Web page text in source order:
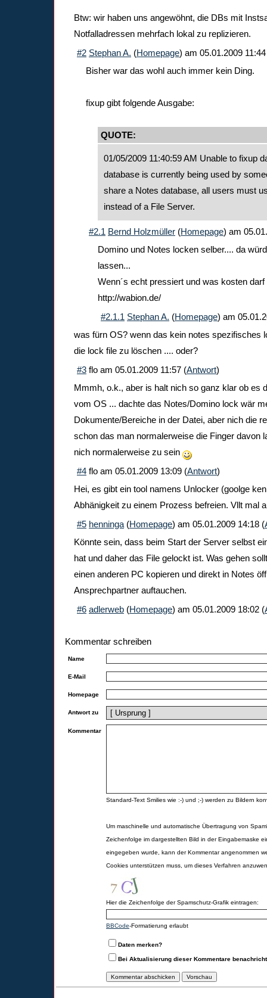
Btw: wir haben uns angewöhnt, die DBs mit
Notfalladressen mehrfach lokal zu replizieren.
#2 Stephan A. (Homepage) am 05.01.2009 11:44
Bisher war das wohl auch immer kein Ding.
fixup gibt folgende Ausgabe:
QUOTE:
01/05/2009 11:40:59 AM Unable to fixup
database is currently being used by
share a Notes database, all users must
instead of a File Server.
#2.1 Bernd Holzmüller (Homepage) am
Domino und Notes locken selber.... da
lassen...
Wenn´s echt pressiert und was kosten
http://wabion.de/
#2.1.1 Stephan A. (Homepage) am
was fürn OS? wenn das kein notes spezifisches
die lock file zu löschen .... oder?
#3 flo am 05.01.2009 11:57 (Antwort)
Mmmh, o.k., aber is halt nich so ganz klar ob es
vom OS ... dachte das Notes/Domino lock wär
Dokumente/Bereiche in der Datei, aber nich die
schon das man normalerweise die Finger davon
nich normalerweise zu sein
#4 flo am 05.01.2009 13:09 (Antwort)
Hei, es gibt ein tool namens Unlocker (goolge
Abhänigkeit zu einem Prozess befreien. Vllt mal
#5 henninga (Homepage) am 05.01.2009 14:18 (
Könnte sein, dass beim Start der Server selbst
hat und daher das File gelockt ist. Was gehen
einen anderen PC kopieren und direkt in Notes
Ansprechpartner auftauchen.
#6 adlerweb (Homepage) am 05.01.2009 18:02 (
Kommentar schreiben
Name
E-Mail
Homepage
Antwort zu
Kommentar
Standard-Text Smilies wie :-) und ;-) werden zu Bildern
Um maschinelle und automatische Übertragung von
Zeichenfolge im dargestellten Bild in der Eingabemaske
eingegeben wurde, kann der Kommentar angenommen
Cookies unterstützen muss, um dieses Verfahren
Hier die Zeichenfolge der Spamschutz-Grafik eintragen:
BBCode-Formatierung erlaubt
Daten merken?
Bei Aktualisierung dieser Kommentare